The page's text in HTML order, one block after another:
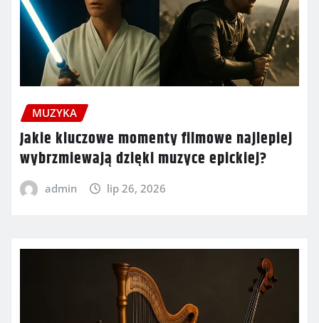
MUZYKA
Jakie kluczowe momenty filmowe najlepiej
wybrzmiewają dzięki muzyce epickiej?
admin lip 26, 2026